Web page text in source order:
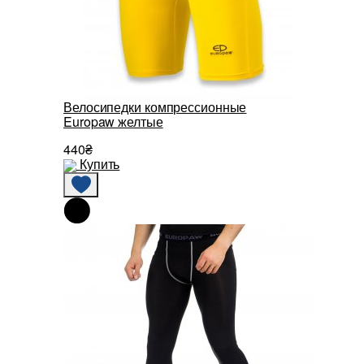
Велосипедки компрессионные
Europaw желтые
440₴
Купить